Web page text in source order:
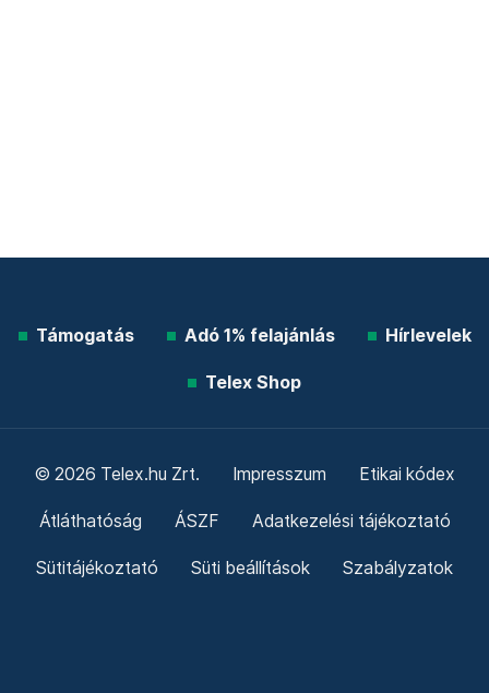
Támogatás Adó 1% felajánlás Hírlevelek
Telex Shop
© 2026 Telex.hu Zrt. Impresszum Etikai kódex
Átláthatóság ÁSZF Adatkezelési tájékoztató
Sütitájékoztató Süti beállítások Szabályzatok